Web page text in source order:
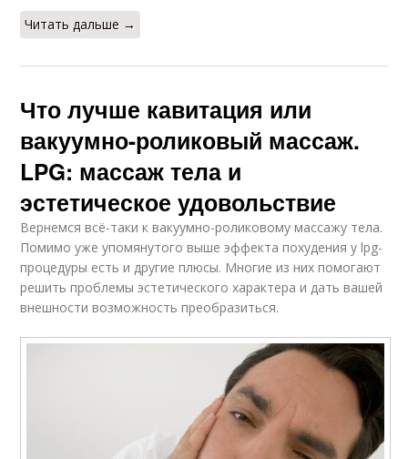
Читать дальше →
Что лучше кавитация или
вакуумно-роликовый массаж.
LPG: массаж тела и
эстетическое удовольствие
Вернемся всё-таки к вакуумно-роликовому массажу тела.
Помимо уже упомянутого выше эффекта похудения у lpg-
процедуры есть и другие плюсы. Многие из них помогают
решить проблемы эстетического характера и дать вашей
внешности возможность преобразиться.